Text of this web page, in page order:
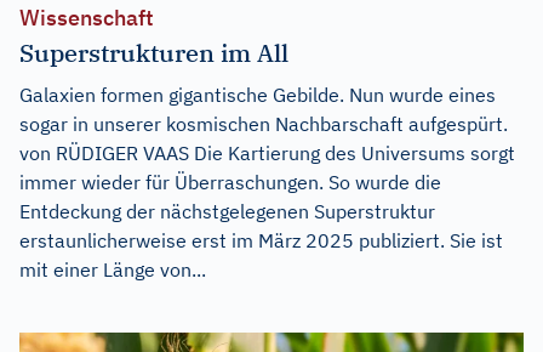
Wissenschaft
Superstrukturen im All
Galaxien formen gigantische Gebilde. Nun wurde eines
sogar in unserer kosmischen Nachbarschaft aufgespürt.
von RÜDIGER VAAS Die Kartierung des Universums sorgt
immer wieder für Überraschungen. So wurde die
Entdeckung der nächstgelegenen Superstruktur
erstaunlicherweise erst im März 2025 publiziert. Sie ist
mit einer Länge von...